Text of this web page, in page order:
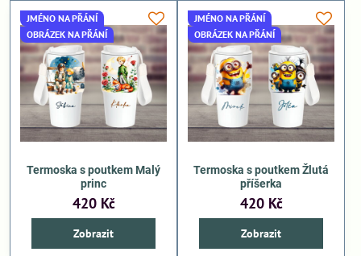
JMÉNO NA PŘÁNÍ
OBRÁZEK NA PŘÁNÍ
Termoska s poutkem Malý
princ
420 Kč
Zobrazit
JMÉNO NA PŘÁNÍ
OBRÁZEK NA PŘÁNÍ
Termoska s poutkem Žlutá
příšerka
420 Kč
Zobrazit